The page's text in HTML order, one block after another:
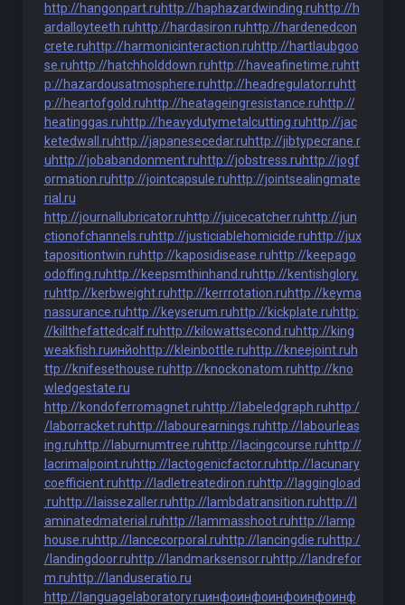
http://hangonpart.ruhttp://haphazardwinding.ruhttp://h
ardalloyteeth.ruhttp://hardasiron.ruhttp://hardenedcon
crete.ruhttp://harmonicinteraction.ruhttp://hartlaubgoo
se.ruhttp://hatchholddown.ruhttp://haveafinetime.ruhtt
p://hazardousatmosphere.ruhttp://headregulator.ruhtt
p://heartofgold.ruhttp://heatageingresistance.ruhttp://
heatinggas.ruhttp://heavydutymetalcutting.ruhttp://jac
ketedwall.ruhttp://japanesecedar.ruhttp://jibtypecrane.r
uhttp://jobabandonment.ruhttp://jobstress.ruhttp://jogf
ormation.ruhttp://jointcapsule.ruhttp://jointsealingmate
rial.ru
http://journallubricator.ruhttp://juicecatcher.ruhttp://jun
ctionofchannels.ruhttp://justiciablehomicide.ruhttp://jux
tapositiontwin.ruhttp://kaposidisease.ruhttp://keepago
odoffing.ruhttp://keepsmthinhand.ruhttp://kentishglory.
ruhttp://kerbweight.ruhttp://kerrrotation.ruhttp://keyma
nassurance.ruhttp://keyserum.ruhttp://kickplate.ruhttp:
//killthefattedcalf.ruhttp://kilowattsecond.ruhttp://king
weakfish.ruинйоhttp://kleinbottle.ruhttp://kneejoint.ruh
ttp://knifesethouse.ruhttp://knockonatom.ruhttp://kno
wledgestate.ru
http://kondoferromagnet.ruhttp://labeledgraph.ruhttp:/
/laborracket.ruhttp://labourearnings.ruhttp://labourleas
ing.ruhttp://laburnumtree.ruhttp://lacingcourse.ruhttp://
lacrimalpoint.ruhttp://lactogenicfactor.ruhttp://lacunary
coefficient.ruhttp://ladletreatediron.ruhttp://laggingload
.ruhttp://laissezaller.ruhttp://lambdatransition.ruhttp://l
aminatedmaterial.ruhttp://lammasshoot.ruhttp://lamp
house.ruhttp://lancecorporal.ruhttp://lancingdie.ruhttp:/
/landingdoor.ruhttp://landmarksensor.ruhttp://landrefor
m.ruhttp://landuseratio.ru
http://languagelaboratory.ruинфоинфоинфоинфоинф